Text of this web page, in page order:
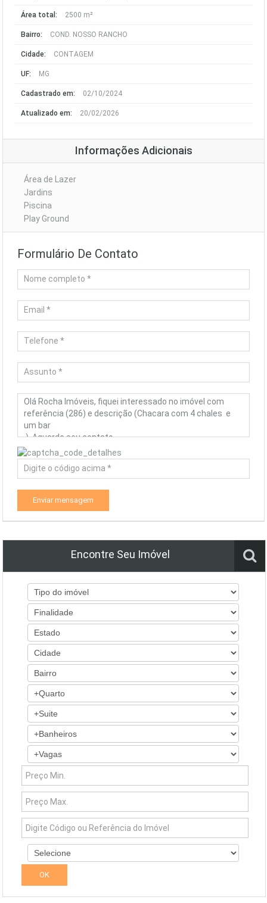
Área total: 2500 m²
Bairro: COND. NOSSO RANCHO
Cidade: CONTAGEM
UF: MG
Cadastrado em: 02/10/2024
Atualizado em: 20/02/2026
Informações Adicionais
Área de Lazer
Jardins
Piscina
Play Ground
Formulário De Contato
Enviar mensagem
Encontre Seu Imóvel